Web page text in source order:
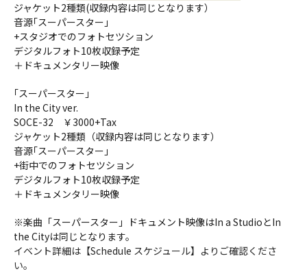
ジャケット2種類(収録内容は同じとなります）
音源｢スーパースター｣
+スタジオでのフォトセツション
デジタルフォト10枚収録予定
＋ドキュメンタリー映像
｢スーパースター｣
In the City ver.
SOCE-32　￥3000+Tax
ジャケット2種類（収録内容は同じとなります）
音源｢スーパースター｣
+街中でのフォトセツション
デジタルフォト10枚収録予定
＋ドキュメンタリー映像
※楽曲「スーパースター」ドキュメント映像はIn a StudioとIn
the Cityは同じとなります。
イベント詳細は【Schedule スケジュール】よりご確認くださ
い。